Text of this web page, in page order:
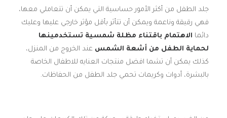
جلد الطفل من أكثر الأمور حساسية التي يمكن أن تتعاملي معها،
فهي رقيقة وناعمة ويمكن أن تتأثر بأقل مؤثر خارجي عليها وعليك
دائما الاهتمام باقتناء مظلة شمسية تستخدمينها
لحماية الطفل من أشعة الشمس عند الخروج من المنزل،
كذلك يمكن أن تشما افضل منتجات العنايه للاطفال الخاصة
بالبشرة، أدوات وكريمات تحمي جلد الطفل من الحفاظات.